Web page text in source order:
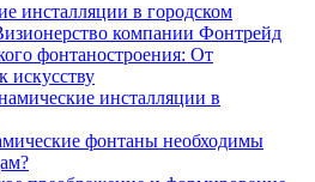
инсталляции в городском
компании Фонтрейд
фонтаностроения: От
искусству
инсталляции в
фонтаны необходимы